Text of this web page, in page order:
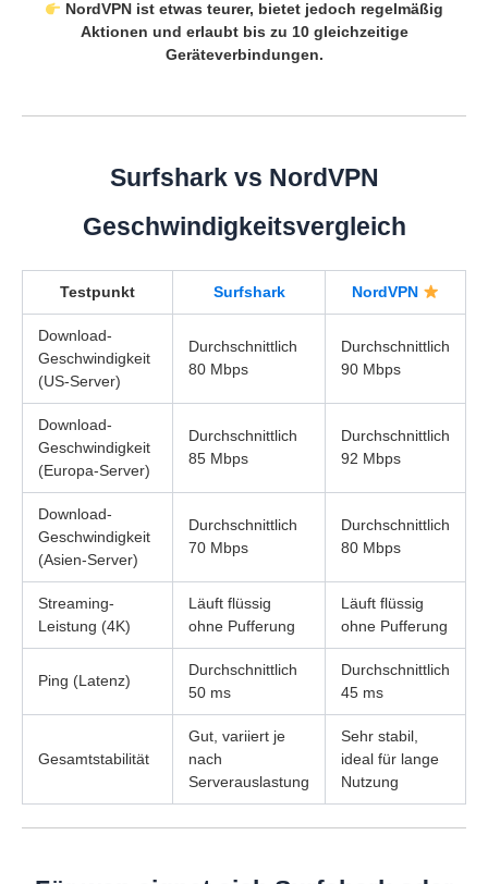
NordVPN ist etwas teurer, bietet jedoch regelmäßig
Aktionen und erlaubt bis zu 10 gleichzeitige
Geräteverbindungen.
Surfshark vs NordVPN
Geschwindigkeitsvergleich
Testpunkt Surfshark NordVPN
Download-
Geschwindigkeit
(US-Server)
Durchschnittlich
80 Mbps
Durchschnittlich
90 Mbps
Download-
Geschwindigkeit
(Europa-Server)
Durchschnittlich
85 Mbps
Durchschnittlich
92 Mbps
Download-
Geschwindigkeit
(Asien-Server)
Durchschnittlich
70 Mbps
Durchschnittlich
80 Mbps
Streaming-
Leistung (4K)
Läuft flüssig
ohne Pufferung
Läuft flüssig
ohne Pufferung
Ping (Latenz)
Durchschnittlich
50 ms
Durchschnittlich
45 ms
Gesamtstabilität
Gut, variiert je
nach
Serverauslastung
Sehr stabil,
ideal für lange
Nutzung